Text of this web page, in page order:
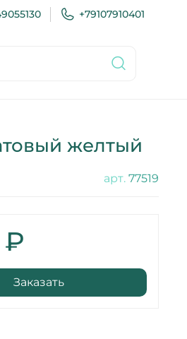
+79107910401
желтый
арт. 77519
₽
Заказать